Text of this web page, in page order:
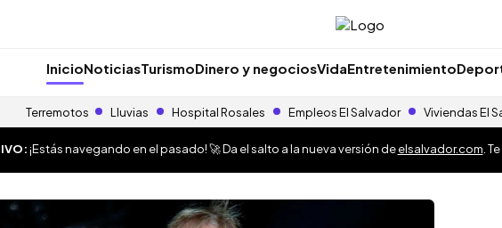
InicioNoticiasTurismoDinero y negociosVidaEntretenimiento
Terremotos Lluvias Hospital Rosales Empleos El Salvador Viviendas El
¡Estás navegando en el pasado! 🚀 Da el salto a la nueva versión deelsalvador.com .